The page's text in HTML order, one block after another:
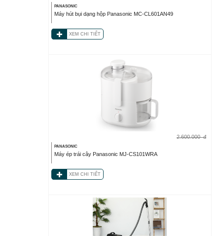
PANASONIC
Máy hút bụi dạng hộp Panasonic MC-CL601AN49
XEM CHI TIẾT
2.600.000 đ
PANASONIC
Máy ép trái cây Panasonic MJ-CS101WRA
XEM CHI TIẾT